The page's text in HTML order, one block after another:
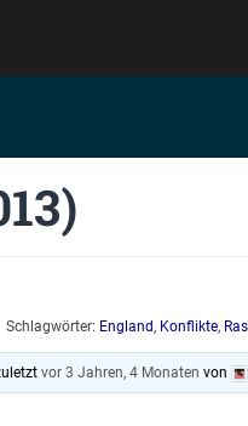
Schlagwörter: England, Konflikte,
vor 3 Jahren, 4 Monaten von